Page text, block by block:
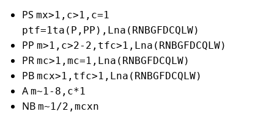
PS mx>1,c>1,c=1
ptf=1ta(P,PP),Lna(RNBGFDCQLW)
PP m>1,c>2-2,tfc>1,Lna(RNBGFDCQLW)
PR mc>1,mc=1,Lna(RNBGFDCQLW)
PB mcx>1,tfc>1,Lna(RNBGFDCQLW)
A m~1-8,c*1
NB m~1/2,mcxn